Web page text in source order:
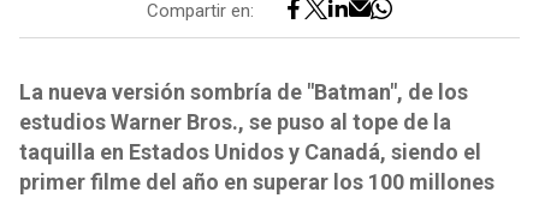
Compartir en:
La nueva versión sombría de "Batman", de los
estudios Warner Bros., se puso al tope de la
taquilla en Estados Unidos y Canadá, siendo el
primer filme del año en superar los 100 millones